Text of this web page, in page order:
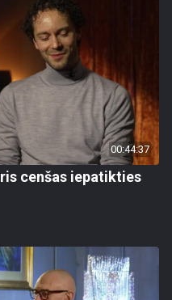
00:44:37
cenšas iepatikties